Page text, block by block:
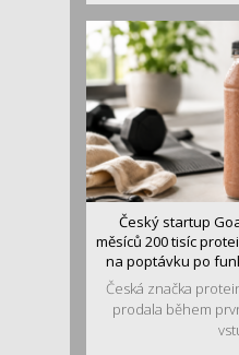
Český startup
měsíců 200 tisíc
na poptávku po
Česká značka
prodala během